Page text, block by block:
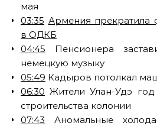
мая
03:35 Армения прекратила
в ОДКБ
04:45 Пенсионера
немецкую музыку
05:49 Кадыров потолкал
06:30 Жители Улан-Удэ год
строительства колонии
07:43 Аномальные